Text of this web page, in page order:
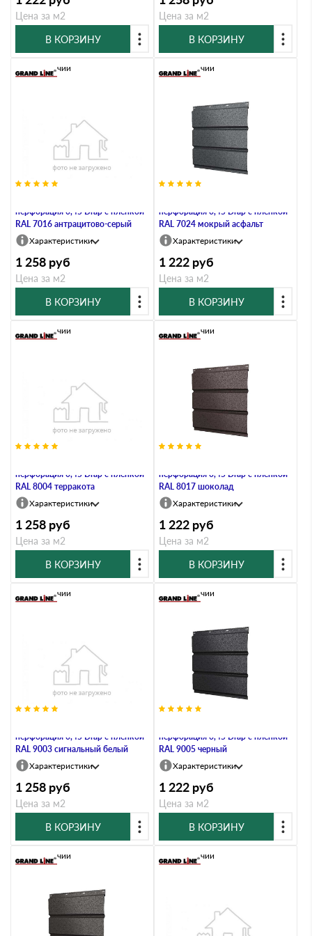
Цена за м2
В КОРЗИНУ
Цена за м2
В КОРЗИНУ
перфорация 0,45 Drap с пленкой
RAL 7016 антрацитово-серый
В наличии
Характеристики
1 258 руб
Цена за м2
В КОРЗИНУ
перфорация 0,45 Drap с пленкой
RAL 7024 мокрый асфальт
В наличии
Характеристики
1 222 руб
Цена за м2
В КОРЗИНУ
перфорация 0,45 Drap с пленкой
RAL 8004 терракота
В наличии
Характеристики
1 258 руб
Цена за м2
В КОРЗИНУ
перфорация 0,45 Drap с пленкой
RAL 8017 шоколад
В наличии
Характеристики
1 222 руб
Цена за м2
В КОРЗИНУ
перфорация 0,45 Drap с пленкой
RAL 9003 сигнальный белый
В наличии
Характеристики
1 258 руб
Цена за м2
В КОРЗИНУ
перфорация 0,45 Drap с пленкой
RAL 9005 черный
В наличии
Характеристики
1 222 руб
Цена за м2
В КОРЗИНУ
В наличии В наличии